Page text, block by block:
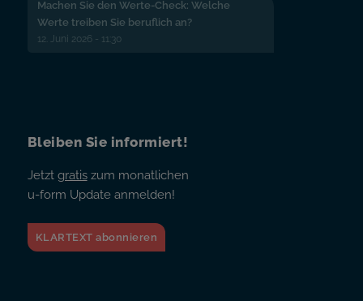
Machen Sie den Werte-Check: Welche
Werte treiben Sie beruflich an?
12. Juni 2026 - 11:30
Bleiben Sie informiert!
Jetzt gratiszum monatlichen
u-form Update anmelden!
KLARTEXT abonnieren